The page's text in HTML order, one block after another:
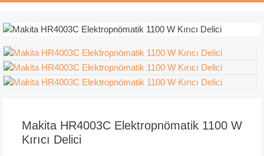
Makita HR4003C Elektropnömatik 1100 W
Kırıcı Delici